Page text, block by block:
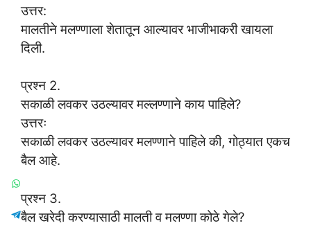
उत्तर:
मालतीने मलण्णाला शेतातून आल्यावर भाजीभाकरी खायला
दिली.
प्रश्न 2.
सकाळी लवकर उठल्यावर मल्लण्णाने काय पाहिले?
उत्तरः
सकाळी लवकर उठल्यावर मलण्णाने पाहिले की, गोठ्यात एकच
बैल आहे.
प्रश्न 3.
बैल खरेदी करण्यासाठी मालती व मलण्णा कोठे गेले?